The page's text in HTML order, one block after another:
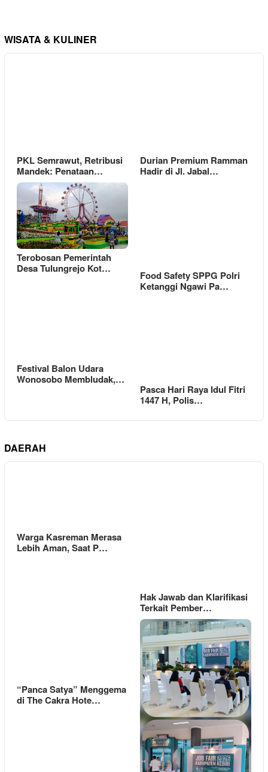
WISATA & KULINER
PKL Semrawut, Retribusi
Mandek: Penataan…
Durian Premium Ramman
Hadir di Jl. Jabal…
Terobosan Pemerintah
Desa Tulungrejo Kot…
Food Safety SPPG Polri
Ketanggi Ngawi Pa…
Festival Balon Udara
Wonosobo Membludak,…
Pasca Hari Raya Idul Fitri
1447 H, Polis…
DAERAH
Warga Kasreman Merasa
Lebih Aman, Saat P…
Hak Jawab dan Klarifikasi
Terkait Pember…
“Panca Satya” Menggema
di The Cakra Hote…